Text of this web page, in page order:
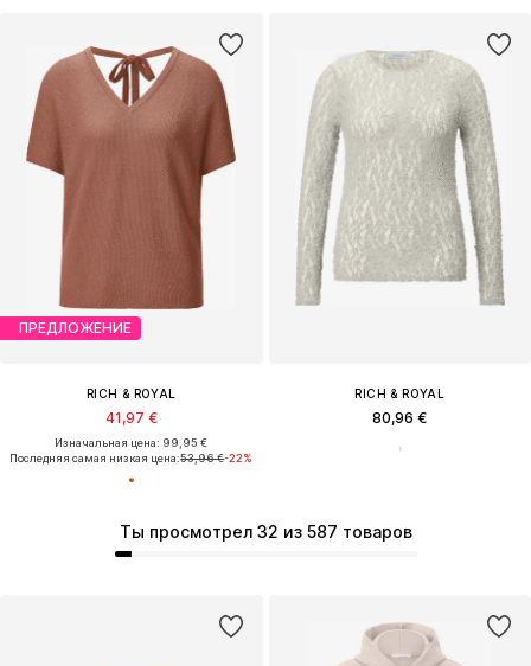
Ты просмотрел 32 из 587 товаров
ПРЕДЛОЖЕНИЕ
RICH & ROYAL
41,97 €
Изначальная цена: 99,95 €
Последняя самая низкая цена:53,96 €-22%
RICH & ROYAL
80,96 €